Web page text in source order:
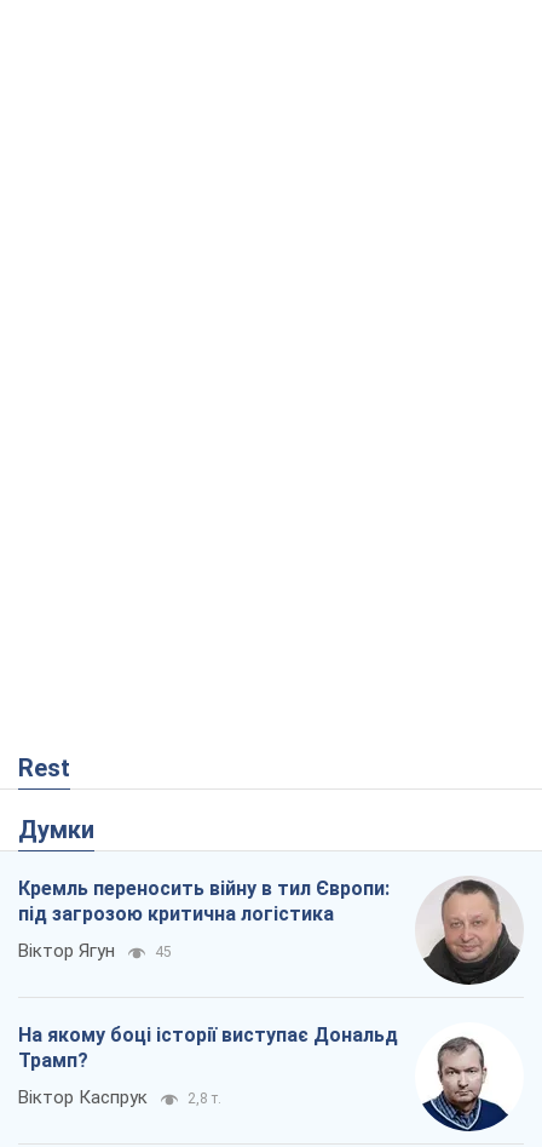
Rest
Думки
Кремль переносить війну в тил Європи:
під загрозою критична логістика
Віктор Ягун 45
На якому боці історії виступає Дональд
Трамп?
Віктор Каспрук 2,8 т.